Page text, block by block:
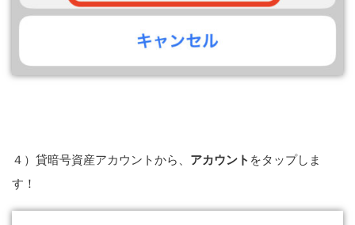
４）貸暗号資産アカウントから、 アカウント をタップしま
す！